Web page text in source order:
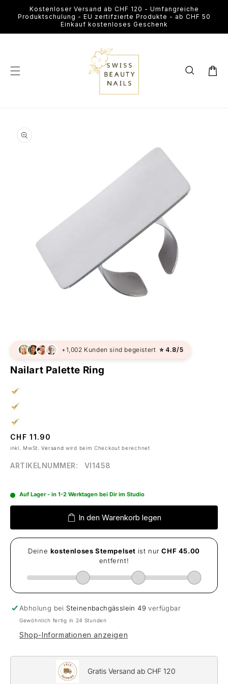
Inhalt
Kostenloser Versand ab CHF 120 - Umfangreiche
Produktschulung - EU zertifzierte Produkte - ab CHF 50
Einkauf kostenloses Geschenk
Medien
+1,002 Kunden sind begeistert ⭐ 4.8/5
Nailart Palette Ring
Normaler
Preis
CHF 11.90
inkl. MwSt.Versand wird beim Checkout berechnet
ARTIKELNUMMER: VI1458
Auf Lager - in 1-2 Werktagen bei Dir im Studio
In den Warenkorb legen
Abholung bei Steinenbachgässlein 49 verfügbar
Gewöhnlich fertig in 24 Stunden
Shop-Informationen anzeigen
Gratis Versand ab CHF 120